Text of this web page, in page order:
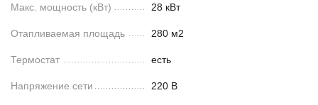
Макс. мощность (кВт) 28 кВт
Отапливаемая площадь 280 м2
Термостат есть
Напряжение сети 220 В